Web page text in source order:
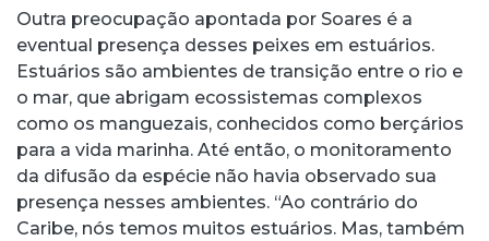
Outra preocupação apontada por Soares é a
eventual presença desses peixes em estuários.
Estuários são ambientes de transição entre o rio e
o mar, que abrigam ecossistemas complexos
como os manguezais, conhecidos como berçários
para a vida marinha. Até então, o monitoramento
da difusão da espécie não havia observado sua
presença nesses ambientes. “Ao contrário do
Caribe, nós temos muitos estuários. Mas, também